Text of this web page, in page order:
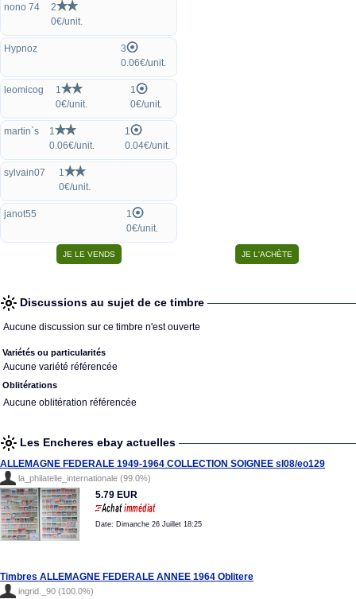
nono 74
2
0€/unit.
Hypnoz
3
0.06€/unit.
leomicog
1
0€/unit.
1
0€/unit.
martin`s
1
0.06€/unit.
1
0.04€/unit.
sylvain07
1
0€/unit.
janot55
1
0€/unit.
Discussions au sujet de ce timbre
Aucune discussion sur ce timbre n'est ouverte
Variétés ou particularités
Aucune variété référencée
Oblitérations
Aucune oblitération référencée
Les Encheres ebay actuelles
ALLEMAGNE FEDERALE 1949-1964 COLLECTION SOIGNEE sl08/eo129
la_philatelie_internationale (99.0%)
5.79 EUR
Date: Dimanche 26 Juillet 18:25
Timbres ALLEMAGNE FEDERALE ANNEE 1964 Oblitere
ingrid._90 (100.0%)